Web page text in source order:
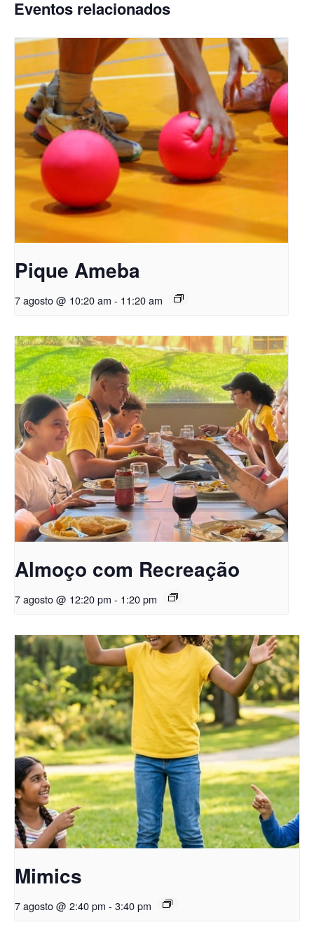
Eventos relacionados
Pique Ameba
7 agosto @ 10:20 am - 11:20 am
Almoço com Recreação
7 agosto @ 12:20 pm - 1:20 pm
Mimics
7 agosto @ 2:40 pm - 3:40 pm